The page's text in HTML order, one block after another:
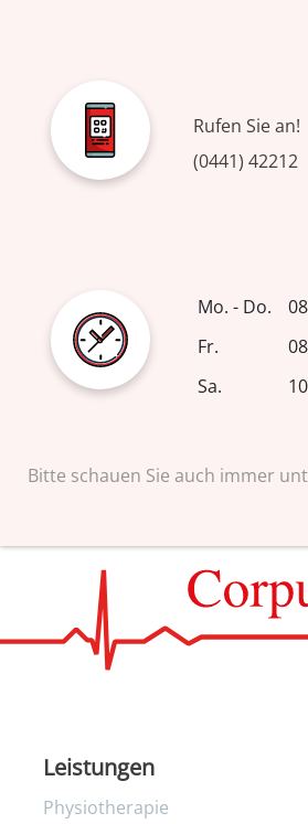
Rufen Sie an!
(0441) 42212
Mo. - Do.
Fr.
Sa.
Bitte schauen Sie auch immer
Leistungen
Physiotherapie